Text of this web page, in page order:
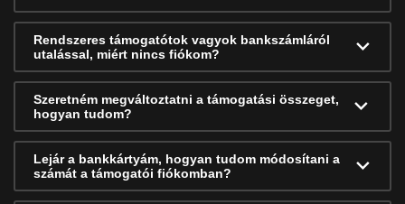
Rendszeres támogatótok vagyok bankszámláról
utalással, miért nincs fiókom?
Szeretném megváltoztatni a támogatási összeget,
hogyan tudom?
Lejár a bankkártyám, hogyan tudom módosítani a
számát a támogatói fiókomban?